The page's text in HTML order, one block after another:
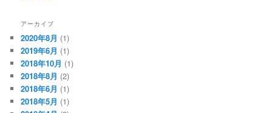
アーカイブ
2020年8月 (1)
2019年6月 (1)
2018年10月 (1)
2018年8月 (2)
2018年6月 (1)
2018年5月 (1)